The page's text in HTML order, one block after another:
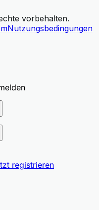
vorbehalten.
Nutzungsbedingungen